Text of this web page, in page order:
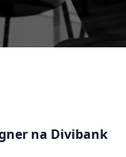
na Divibank